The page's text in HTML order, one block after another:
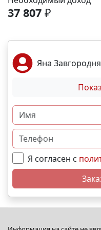
спортивные площадки.
ландшафтный дизайн с
комплексы для разных
собак; -
Преимущества -
и качества; -
шаговой
пространство; -
ипотечных программ.
37 807 ₽
Яна
Я согласен с